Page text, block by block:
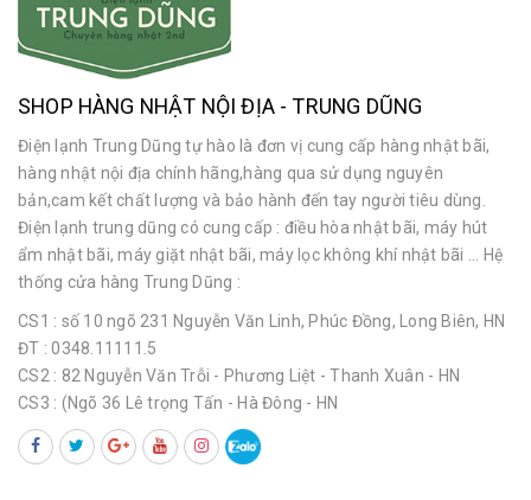
SHOP HÀNG NHẬT NỘI ĐỊA - TRUNG DŨNG
Điện lạnh Trung Dũng tự hào là đơn vị cung cấp hàng nhật bãi,
hàng nhật nội địa chính hãng,hàng qua sử dụng nguyên
bản,cam kết chất lượng và bảo hành đến tay người tiêu dùng.
Điện lạnh trung dũng có cung cấp : điều hòa nhật bãi, máy hút
ẩm nhật bãi, máy giặt nhật bãi, máy lọc không khí nhật bãi ... Hệ
thống cửa hàng Trung Dũng :
CS1 : số 10 ngõ 231 Nguyễn Văn Linh, Phúc Đồng, Long Biên, HN
ĐT : 0348.11111.5
CS2 : 82 Nguyễn Văn Trỗi - Phương Liệt - Thanh Xuân - HN
CS3 : (Ngõ 36 Lê trọng Tấn - Hà Đông - HN